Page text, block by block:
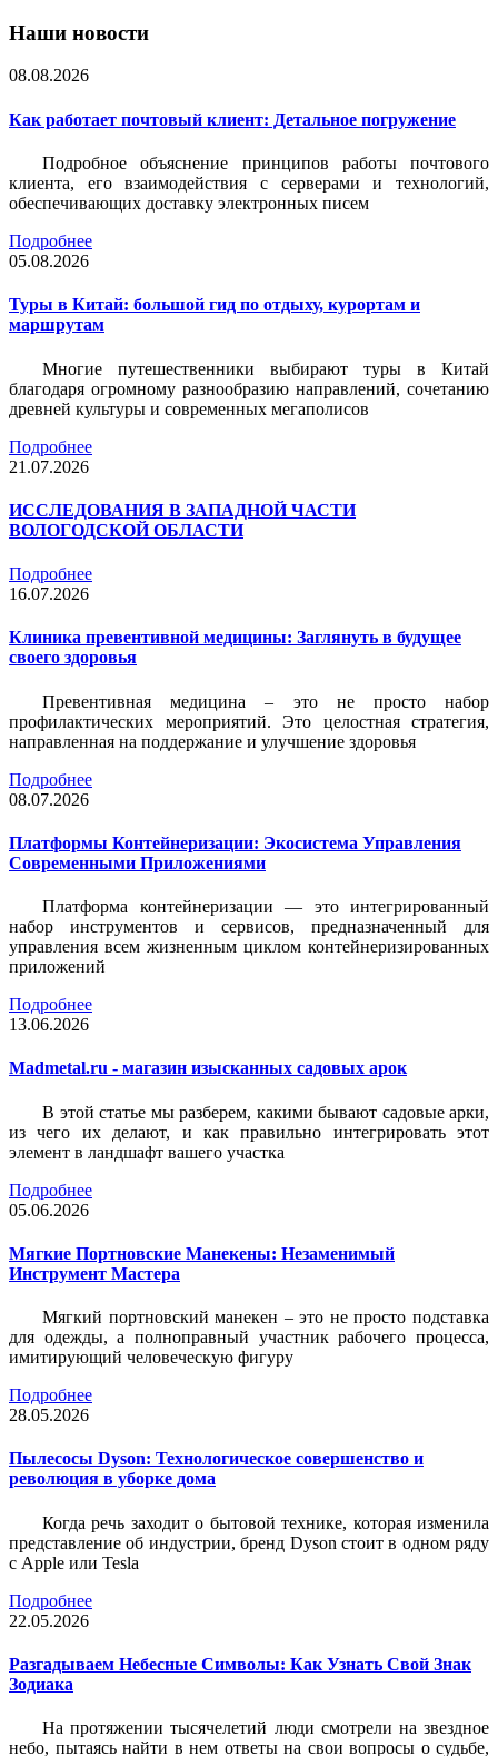
Наши новости
08.08.2026
Как работает почтовый клиент: Детальное погружение
Подробное объяснение принципов работы почтового
клиента, его взаимодействия с серверами и технологий,
обеспечивающих доставку электронных писем
Подробнее
05.08.2026
Туры в Китай: большой гид по отдыху, курортам и
маршрутам
Многие путешественники выбирают туры в Китай
благодаря огромному разнообразию направлений, сочетанию
древней культуры и современных мегаполисов
Подробнее
21.07.2026
ИССЛЕДОВАНИЯ В ЗАПАДНОЙ ЧАСТИ
ВОЛОГОДСКОЙ ОБЛАСТИ
Подробнее
16.07.2026
Клиника превентивной медицины: Заглянуть в будущее
своего здоровья
Превентивная медицина – это не просто набор
профилактических мероприятий. Это целостная стратегия,
направленная на поддержание и улучшение здоровья
Подробнее
08.07.2026
Платформы Контейнеризации: Экосистема Управления
Современными Приложениями
Платформа контейнеризации — это интегрированный
набор инструментов и сервисов, предназначенный для
управления всем жизненным циклом контейнеризированных
приложений
Подробнее
13.06.2026
Madmetal.ru - магазин изысканных садовых арок
В этой статье мы разберем, какими бывают садовые арки,
из чего их делают, и как правильно интегрировать этот
элемент в ландшафт вашего участка
Подробнее
05.06.2026
Мягкие Портновские Манекены: Незаменимый
Инструмент Мастера
Мягкий портновский манекен – это не просто подставка
для одежды, а полноправный участник рабочего процесса,
имитирующий человеческую фигуру
Подробнее
28.05.2026
Пылесосы Dyson: Технологическое совершенство и
революция в уборке дома
Когда речь заходит о бытовой технике, которая изменила
представление об индустрии, бренд Dyson стоит в одном ряду
с Apple или Tesla
Подробнее
22.05.2026
Разгадываем Небесные Символы: Как Узнать Свой Знак
Зодиака
На протяжении тысячелетий люди смотрели на звездное
небо, пытаясь найти в нем ответы на свои вопросы о судьбе,